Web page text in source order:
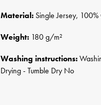
Material:Single Jersey, 100%
Weight:180 g/m²
Washing instructions:
Drying - Tumble Dry No